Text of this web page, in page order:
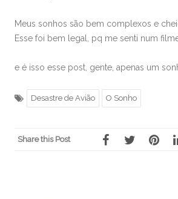
Meus sonhos são bem complexos e
Esse foi bem legal, pq me senti num
e é isso esse post, gente, apenas um
Desastre de Avião O Sonho
Share this Post